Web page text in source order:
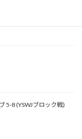
5-8 (YSWJブロック戦)